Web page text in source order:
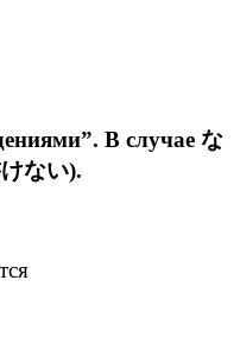
В случае な
ない).